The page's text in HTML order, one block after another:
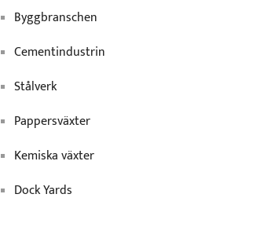
Byggbranschen
Cementindustrin
Stålverk
Pappersväxter
Kemiska växter
Dock Yards